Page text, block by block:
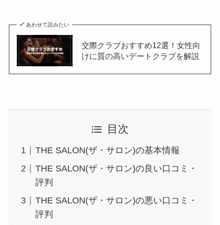
あわせて読みたい
交際クラブおすすめ12選！女性向
けに質の高いデートクラブを解説
目次
THE SALON(ザ・サロン)の基本情報
THE SALON(ザ・サロン)の良い口コミ・
評判
THE SALON(ザ・サロン)の悪い口コミ・
評判